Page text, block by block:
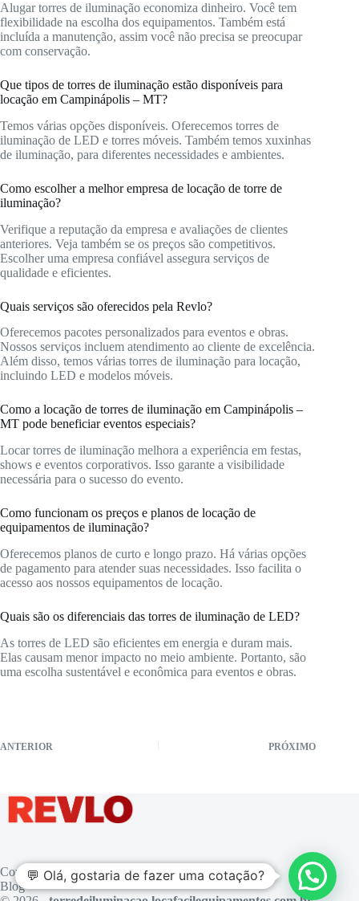
Alugar torres de iluminação economiza dinheiro. Você tem
flexibilidade na escolha dos equipamentos. Também está
incluída a manutenção, assim você não precisa se preocupar
com conservação.
Que tipos de torres de iluminação estão disponíveis para
locação em Campinápolis – MT?
Temos várias opções disponíveis. Oferecemos torres de
iluminação de LED e torres móveis. Também temos xuxinhas
de iluminação, para diferentes necessidades e ambientes.
Como escolher a melhor empresa de locação de torre de
iluminação?
Verifique a reputação da empresa e avaliações de clientes
anteriores. Veja também se os preços são competitivos.
Escolher uma empresa confiável assegura serviços de
qualidade e eficientes.
Quais serviços são oferecidos pela Revlo?
Oferecemos pacotes personalizados para eventos e obras.
Nossos serviços incluem atendimento ao cliente de excelência.
Além disso, temos várias torres de iluminação para locação,
incluindo LED e modelos móveis.
Como a locação de torres de iluminação em Campinápolis –
MT pode beneficiar eventos especiais?
Locar torres de iluminação melhora a experiência em festas,
shows e eventos corporativos. Isso garante a visibilidade
necessária para o sucesso do evento.
Como funcionam os preços e planos de locação de
equipamentos de iluminação?
Oferecemos planos de curto e longo prazo. Há várias opções
de pagamento para atender suas necessidades. Isso facilita o
acesso aos nossos equipamentos de locação.
Quais são os diferenciais das torres de iluminação de LED?
As torres de LED são eficientes em energia e duram mais.
Elas causam menor impacto no meio ambiente. Portanto, são
uma escolha sustentável e econômica para eventos e obras.
ANTERIOR PRÓXIMO
Contato
Blog
💬 Olá, gostaria de fazer uma cotação?